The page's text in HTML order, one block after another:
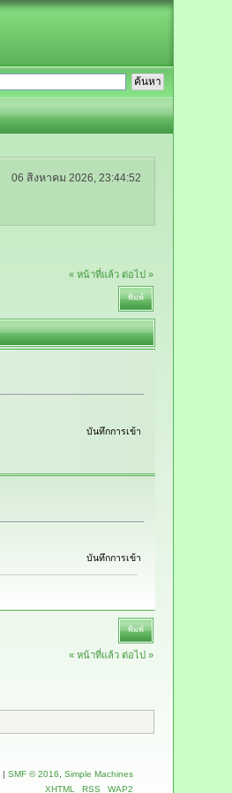
06 สิงหาคม 2026, 23:44:52
« หน้าที่แล้ว ต่อไป »
พิมพ์
บันทึกการเข้า
บันทึกการเข้า
พิมพ์
« หน้าที่แล้ว ต่อไป »
| SMF © 2016
Simple Machines
XHTML
RSS WAP2